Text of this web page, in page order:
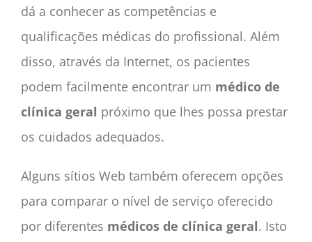
dá a conhecer as competências e
qualificações médicas do profissional. Além
disso, através da Internet, os pacientes
podem facilmente encontrar um médico de
clínica geral próximo que lhes possa prestar
os cuidados adequados.
Alguns sítios Web também oferecem opções
para comparar o nível de serviço oferecido
por diferentes médicos de clínica geral. Isto